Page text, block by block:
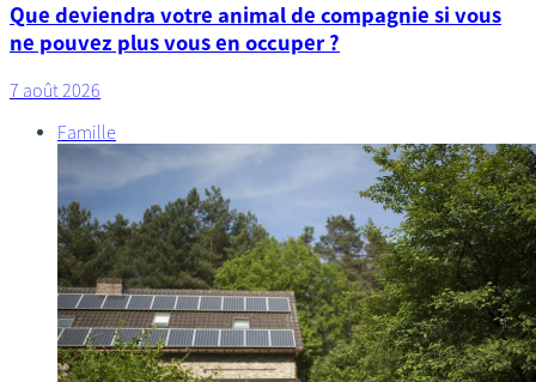
Que deviendra votre animal de compagnie si vous
ne pouvez plus vous en occuper ?
7 août 2026
Famille